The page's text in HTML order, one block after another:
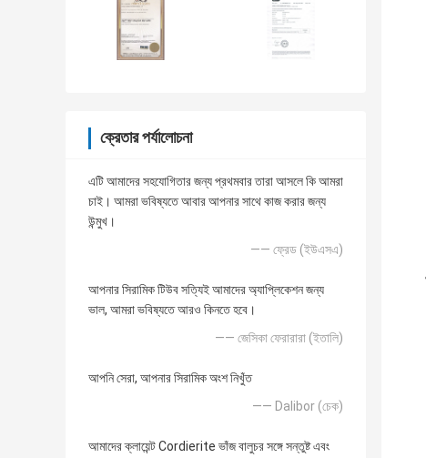
ক্রেতার পর্যালোচনা
এটি আমাদের সহযোগিতার জন্য প্রথমবার তারা আসলে কি আমরা
চাই। আমরা ভবিষ্যতে আবার আপনার সাথে কাজ করার জন্য
উন্মুখ।
—— ফ্রেড (ইউএসএ)
আপনার সিরামিক টিউব সত্যিই আমাদের অ্যাপ্লিকেশন জন্য
ভাল, আমরা ভবিষ্যতে আরও কিনতে হবে।
—— জেসিকা ফেরারারা (ইতালি)
আপনি সেরা, আপনার সিরামিক অংশ নিখুঁত
—— Dalibor (চেক)
আমাদের ক্লায়েন্ট Cordierite ভাঁজ বালুচর সঙ্গে সন্তুষ্ট এবং